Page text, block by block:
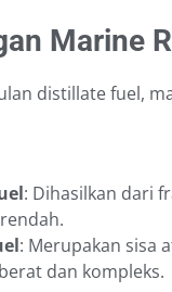
Marine
distillate fuel,
: Dihasilkan dari
: Merupakan sisa
dan kompleks.